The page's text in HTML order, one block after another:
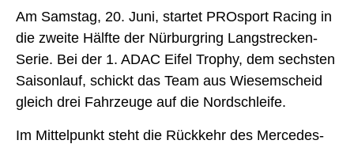
Am Samstag, 20. Juni, startet PROsport Racing in
die zweite Hälfte der Nürburgring Langstrecken-
Serie. Bei der 1. ADAC Eifel Trophy, dem sechsten
Saisonlauf, schickt das Team aus Wiesemscheid
gleich drei Fahrzeuge auf die Nordschleife.
Im Mittelpunkt steht die Rückkehr des Mercedes-